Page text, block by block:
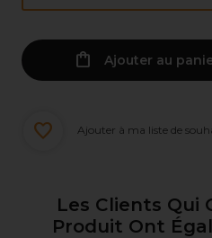
Ajouter au
Ajouter à ma liste de
Les Clients Qui
Produit Ont